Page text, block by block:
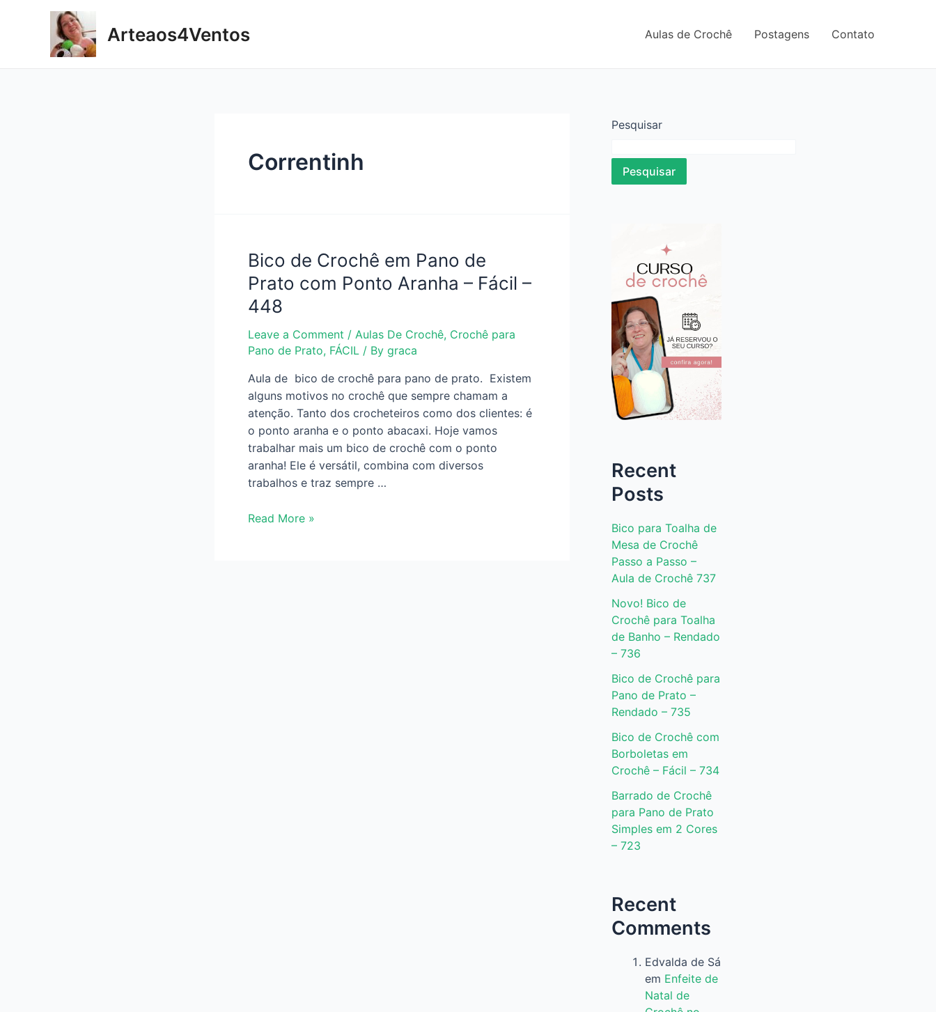
Arteaos4Ventos Aulas de Crochê Postagens Contato
Correntinh
Bico de Crochê em Pano de
Prato com Ponto Aranha – Fácil –
448
Leave a Comment / Aulas De Crochê, Crochê para
Pano de Prato, FÁCIL / By graca
Aula de bico de crochê para pano de prato. Existem
alguns motivos no crochê que sempre chamam a
atenção. Tanto dos crocheteiros como dos clientes: é
o ponto aranha e o ponto abacaxi. Hoje vamos
trabalhar mais um bico de crochê com o ponto
aranha! Ele é versátil, combina com diversos
trabalhos e traz sempre …
Bico
Read More »
Pesquisar
Pesquisar
Recent
Posts
Bico para Toalha de
Mesa de Crochê
Passo a Passo –
Aula de Crochê 737
Novo! Bico de
Crochê para Toalha
de Banho – Rendado
– 736
Bico de Crochê para
Pano de Prato –
Rendado – 735
Bico de Crochê com
Borboletas em
Crochê – Fácil – 734
Barrado de Crochê
para Pano de Prato
Simples em 2 Cores
– 723
Recent
Comments
Edvalda de Sá
em Enfeite de
Natal de